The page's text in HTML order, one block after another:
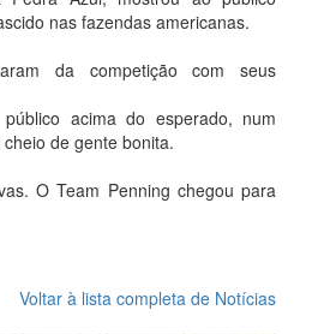
nas fazendas americanas.
da competição com seus
acima do esperado, num
de gente bonita.
O Team Penning chegou para
Voltar à lista completa de Notícias